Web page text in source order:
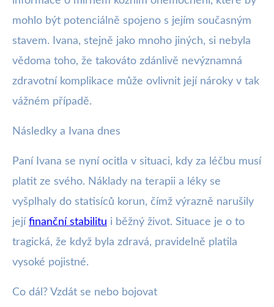
mohlo být potenciálně spojeno s jejím současným
stavem. Ivana, stejně jako mnoho jiných, si nebyla
vědoma toho, že takováto zdánlivě nevýznamná
zdravotní komplikace může ovlivnit její nároky v tak
vážném případě.
Následky a Ivana dnes
Paní Ivana se nyní ocitla v situaci, kdy za léčbu musí
platit ze svého. Náklady na terapii a léky se
vyšplhaly do statisíců korun, čímž výrazně narušily
její finanční stabilitu i běžný život. Situace je o to
tragická, že když byla zdravá, pravidelně platila
vysoké pojistné.
Co dál? Vzdát se nebo bojovat